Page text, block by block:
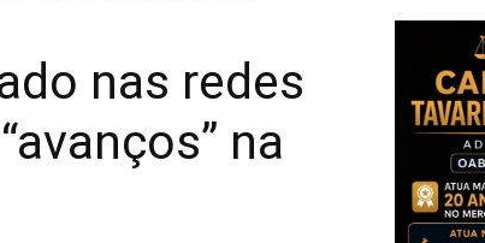
365
nas redes
na